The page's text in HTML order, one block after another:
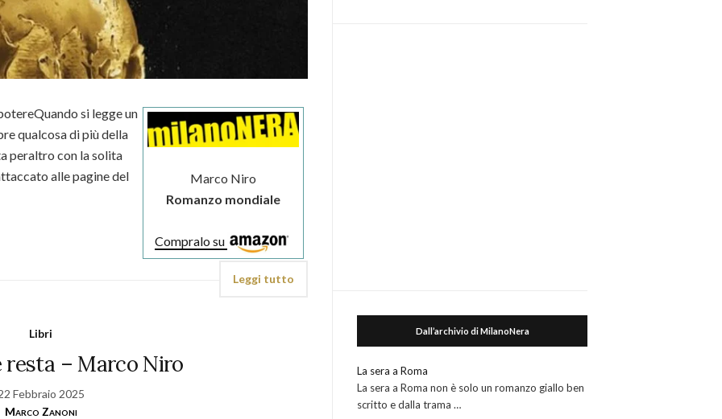
Marco Niro
Romanzo mondiale
Compralo su
si legge un
qualcosa di più della
peraltro con la solita
alle pagine del
Leggi tutto
Libri
resta – Marco Niro
Febbraio 2025
Marco Zanoni
Dall’archivio di MilanoNera
La sera a Roma
La sera a Roma non è solo un romanzo giallo ben
scritto e dalla trama …